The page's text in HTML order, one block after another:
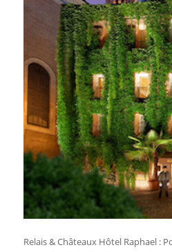
Relais & Châteaux Hôtel Raphael :